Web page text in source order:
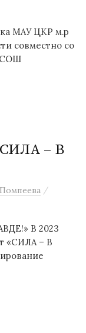
МАУ ЦКР м.р
совместно со
СОШ
– В
/
В 2023
«СИЛА – В